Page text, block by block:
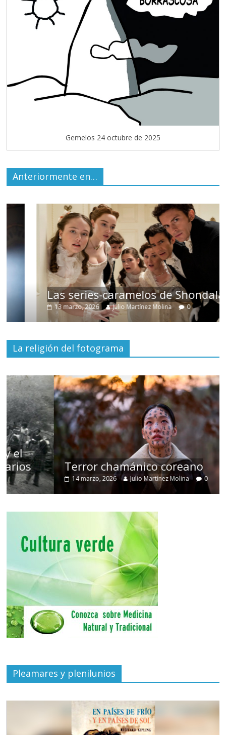
Gemelos 24 octubre de 2025
Anteriormente en…
Las series-caramelos de Shondaland
13 marzo, 2026 Julio Martínez Molina 0
La religión del fotograma
Terror chamánico coreano
14 marzo, 2026 Julio Martínez Molina 0
Pleamares y plenilunios